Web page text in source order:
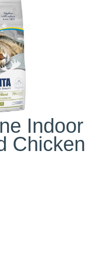
Indoor
Chicken